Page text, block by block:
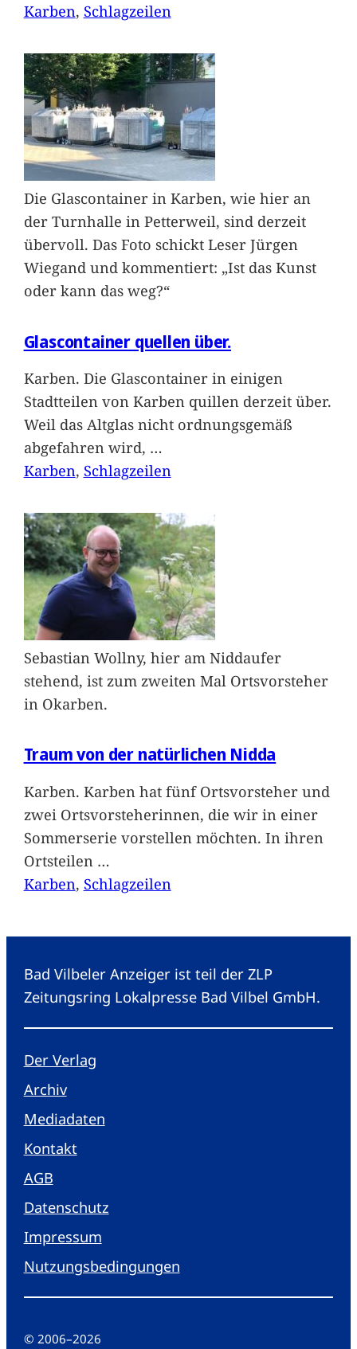
Karben, Schlagzeilen
Die Glascontainer in Karben, wie hier an
der Turnhalle in Petterweil, sind derzeit
übervoll. Das Foto schickt Leser Jürgen
Wiegand und kommentiert: „Ist das Kunst
oder kann das weg?“
Glascontainer quellen über.
Karben. Die Glascontainer in einigen
Stadtteilen von Karben quillen derzeit über.
Weil das Altglas nicht ordnungsgemäß
abgefahren wird, …
Karben, Schlagzeilen
Sebastian Wollny, hier am Niddaufer
stehend, ist zum zweiten Mal Ortsvorsteher
in Okarben.
Traum von der natürlichen Nidda
Karben. Karben hat fünf Ortsvorsteher und
zwei Ortsvorsteherinnen, die wir in einer
Sommerserie vorstellen möchten. In ihren
Ortsteilen …
Karben, Schlagzeilen
Bad Vilbeler Anzeiger ist teil der ZLP
Zeitungsring Lokalpresse Bad Vilbel GmbH.
Der Verlag
Archiv
Mediadaten
Kontakt
AGB
Datenschutz
Impressum
Nutzungsbedingungen
© 2006–2026